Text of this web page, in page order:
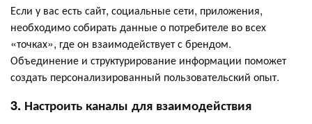
Если у вас есть сайт, социальные сети, приложения,
необходимо собирать данные о потребителе во всех
«точках», где он взаимодействует с брендом.
Объединение и структурирование информации поможет
создать персонализированный пользовательский опыт.
3. Настроить каналы для взаимодействия